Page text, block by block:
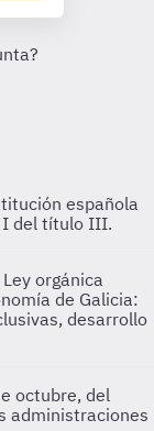
española
del título III.
Ley orgánica
de Galicia:
desarrollo
octubre, del
administraciones